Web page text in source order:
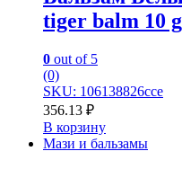
tiger balm 10
0 out of 5
(0)
SKU: 106138826cce
356.13 ₽
В корзину
Мази и бальзамы